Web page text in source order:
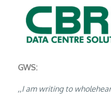
GWS:
,,I am writing to